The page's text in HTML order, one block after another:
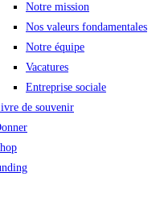
Notre mission
Nos valeurs fondamentales
Notre équipe
Vacatures
Entreprise sociale
de souvenir